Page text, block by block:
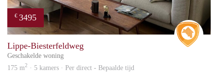
€ 3495
Real
Lippe-Biesterfeldweg
Geschakelde woning
175 m2 · 5 kamers · Per direct - Bepaalde tijd